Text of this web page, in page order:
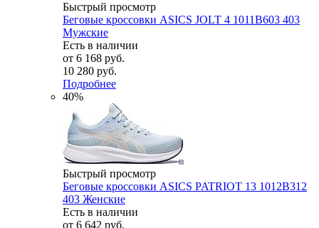
Быстрый просмотр
Беговые кроссовки ASICS JOLT 4 1011B603 403
Мужские
Есть в наличии
от 6 168 руб.
10 280 руб.
Подробнее
40%
Быстрый просмотр
Беговые кроссовки ASICS PATRIOT 13 1012B312
403 Женские
Есть в наличии
от 6 642 руб.